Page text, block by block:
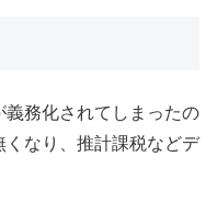
務化されてしまったの
なり、推計課税などデ